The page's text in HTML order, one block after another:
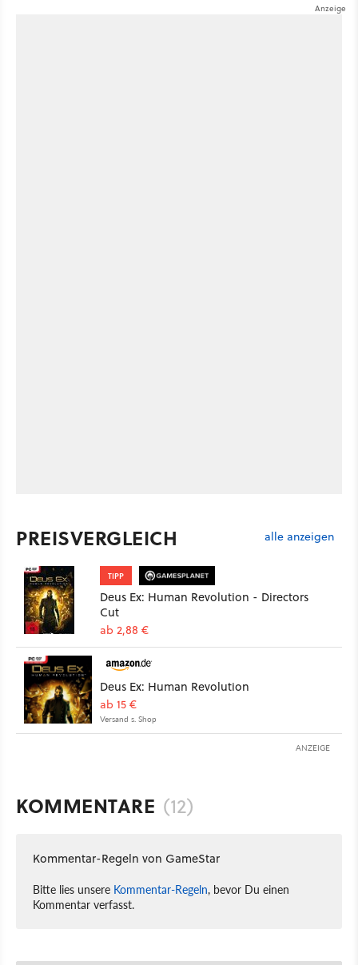
PREISVERGLEICH alle anzeigen
TIPP
Deus Ex: Human Revolution - Directors
Cut
ab 2,88 €
Deus Ex: Human Revolution
ab 15 €
Versand s. Shop
ANZEIGE
KOMMENTARE (12)
Kommentar-Regeln von GameStar
Bitte lies unsere Kommentar-Regeln, bevor Du einen
Kommentar verfasst.